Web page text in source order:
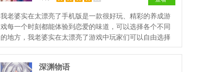
我老婆实在太漂亮了手机版是一款很好玩、精彩的养成游
戏每一个时刻都能体验到恋爱的味道，可以选择各个不同
的地方，我老婆实在太漂亮了游戏中玩家们可以自由选择
自己老婆的样子，再游戏中玩家将会遇到许多外貌出色的
深渊物语